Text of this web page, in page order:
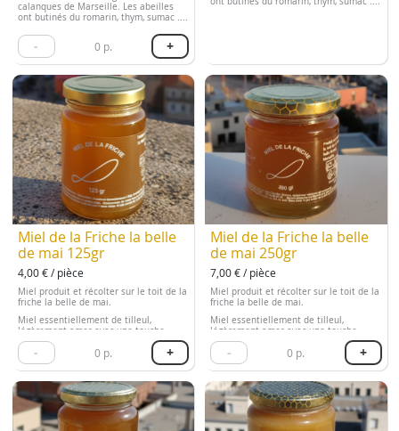
calanques de Marseille. Les abeilles
ont butinés du romarin, thym, sumac ....
- 0p. +
Miel de la Friche la belle
de mai 125gr
4,00 € / pièce
Miel produit et récolter sur le toit de la
friche la belle de mai.
Miel essentiellement de tilleul,
légèrement amer avec une touche
mentholé
- 0p. +
Miel de la Friche la belle
de mai 250gr
7,00 € / pièce
Miel produit et récolter sur le toit de la
friche la belle de mai.
Miel essentiellement de tilleul,
légèrement amer avec une touche
mentholé
- 0 p. +